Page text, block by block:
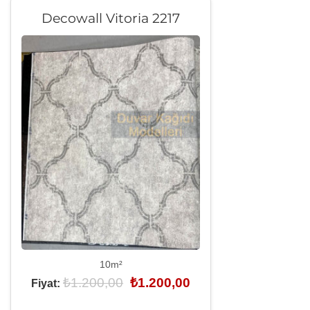
Decowall Vitoria 2217
10m²
Fiyat:₺1.200,00 Orijinal
₺1.200,00Şu